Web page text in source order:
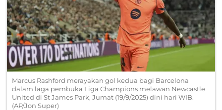
Marcus Rashford merayakan gol kedua bagi Barcelona
dalam laga pembuka Liga Champions melawan Newcastle
United di St James Park, Jumat (19/9/2025) dini hari WIB.
(AP/Jon Super)